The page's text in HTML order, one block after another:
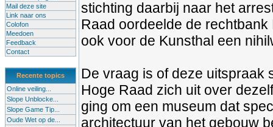
Mail deze site
Link naar ons
Colofon
Meedoen
Feedback
Contact
Recente topics
Online veiling...
Slope Unblocke...
Slope Game Tip...
Oude Wet op de...
stichting daarbij naar het
Raad oordeelde de
ook voor de Kunsthal een
De vraag is of deze uitspraak
Hoge Raad zich uit over
ging om een museum dat
architectuur van het gebouw